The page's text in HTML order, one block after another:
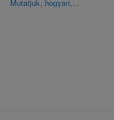
Mutatjuk, hogyan,...